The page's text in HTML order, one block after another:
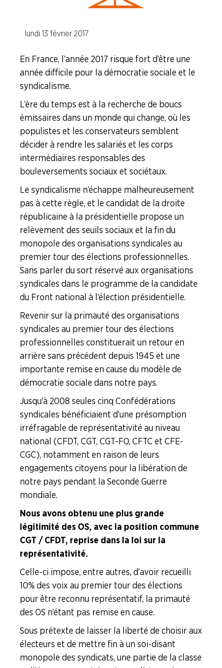
SERVICES
CONNAÎTRE
OUTILS
AGENDA
Pourquoi
adhérer ?
lundi 13 février 2017
En France, l’année 2017 risque fort d’être une
année difficile pour la démocratie sociale et le
syndicalisme.
L’ère du temps est à la recherche de boucs
émissaires dans un monde qui change, où les
populistes et les conservateurs semblent
décider à rendre les salariés et les corps
intermédiaires responsables des
bouleversements sociaux et sociétaux.
Le syndicalisme n’échappe malheureusement
pas à cette règle, et le candidat de la droite
républicaine à la présidentielle propose un
relèvement des seuils sociaux et la fin du
monopole des organisations syndicales au
premier tour des élections professionnelles.
Sans parler du sort réservé aux organisations
syndicales dans le programme de la candidate
du Front national à l’élection présidentielle.
Revenir sur la primauté des organisations
syndicales au premier tour des élections
professionnelles constituerait un retour en
arrière sans précédent depuis 1945 et une
importante remise en cause du modèle de
démocratie sociale dans notre pays.
Jusqu’à 2008 seules cinq Confédérations
syndicales bénéficiaient d’une présomption
irréfragable de représentativité au niveau
national (CFDT, CGT, CGT-FO, CFTC et CFE-
CGC), notamment en raison de leurs
engagements citoyens pour la libération de
notre pays pendant la Seconde Guerre
mondiale.
Nous avons obtenu une plus grande
légitimité des OS, avec la position commune
CGT / CFDT, reprise dans la loi sur la
représentativité.
Celle-ci impose, entre autres, d’avoir recueilli
10% des voix au premier tour des élections
pour être reconnu représentatif, la primauté
des OS n’étant pas remise en cause.
Sous prétexte de laisser la liberté de choisir aux
électeurs et de mettre fin à un soi-disant
monopole des syndicats, une partie de la classe